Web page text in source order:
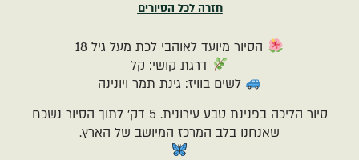
חזרה לכל הסיורים
הסיור מיועד לאוהבי לכת מעל גיל 18
דרגת קושי: קל
לשים בוויז: גינת תמר ויונינה
סיור הליכה בפנינת טבע עירונית. 5 דק' לתוך הסיור נשכח
שאנחנו בלב המרכז המיושב של הארץ.